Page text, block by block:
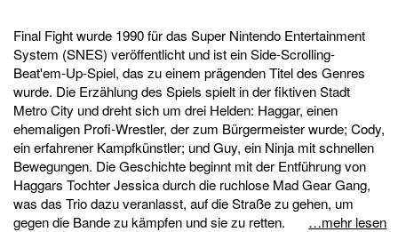
Final Fight wurde 1990 für das Super Nintendo Entertainment
System (SNES) veröffentlicht und ist ein Side-Scrolling-
Beat'em-Up-Spiel, das zu einem prägenden Titel des Genres
wurde. Die Erzählung des Spiels spielt in der fiktiven Stadt
Metro City und dreht sich um drei Helden: Haggar, einen
ehemaligen Profi-Wrestler, der zum Bürgermeister wurde; Cody,
ein erfahrener Kampfkünstler; und Guy, ein Ninja mit schnellen
Bewegungen. Die Geschichte beginnt mit der Entführung von
Haggars Tochter Jessica durch die ruchlose Mad Gear Gang,
was das Trio dazu veranlasst, auf die Straße zu gehen, um
gegen die Bande zu kämpfen und sie zu retten.
…mehr lesen